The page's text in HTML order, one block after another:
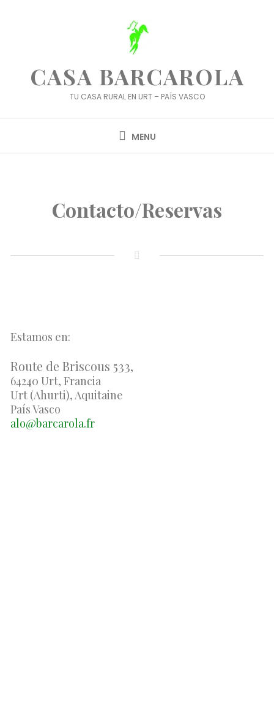
CASA BARCAROLA
TU CASA RURAL EN URT – PAÍS VASCO
MENU
Contacto/Reservas
Estamos en:
Route de Briscous 533,
64240 Urt, Francia
Urt (Ahurti), Aquitaine
País Vasco
alo@barcarola.fr